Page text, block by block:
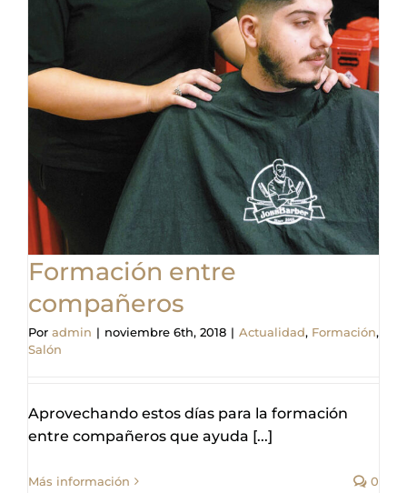
Formación entre
compañeros
Por admin | noviembre 6th, 2018 | Actualidad, Formación,
Salón
Aprovechando estos días para la formación
entre compañeros que ayuda [...]
Más información 0